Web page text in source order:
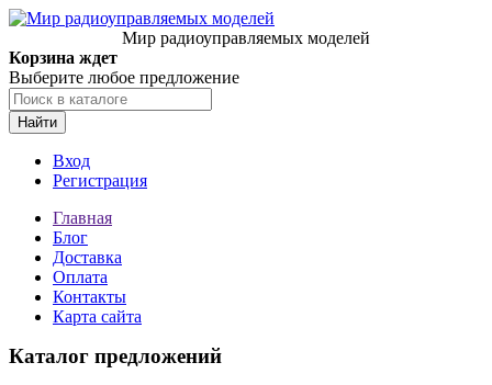
Мир радиоуправляемых моделей
Корзина ждет
Выберите любое предложение
Найти
Вход
Регистрация
Главная
Блог
Доставка
Оплата
Контакты
Карта сайта
Каталог предложений